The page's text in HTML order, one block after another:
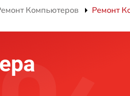
Компьютеров Ремонт